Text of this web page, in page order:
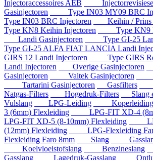
Injectoraccessoires AEB
Gasinjectoren
Type IN03 MY09 BRC
Type IN03 BRC Injectoren
Keihin / Prins
Type KN8 Keihin Injectoren
Type KN9
Landi Gasinjectoren
Type GI-25
Type GI-25 ALFA FIAT LANCIA Landi
GIRS 12 Landi Injectoren
Type GIRS
Landi Injectoren
Overige Gasinjectoren
Gasinjectoren
Valtek Gasinjectoren
Tartarini Gasinjectoren
Gasfilters
Natgas-Filters
Hogedruk-Filters Slang
Vulslang
LPG-Leiding Koperleiding
3 (6mm) Flexleiding
LPG-FIT XD-4
LPG-FIT XD-5 (8-10mm) Flexleiding
(12mm) Flexleiding
LPG-Flexleiding
Flexleiding Faro 8mm
Slang
Koelvloeistofslang
Benzineslang
Gasslang
Lagedruk-Gasslang